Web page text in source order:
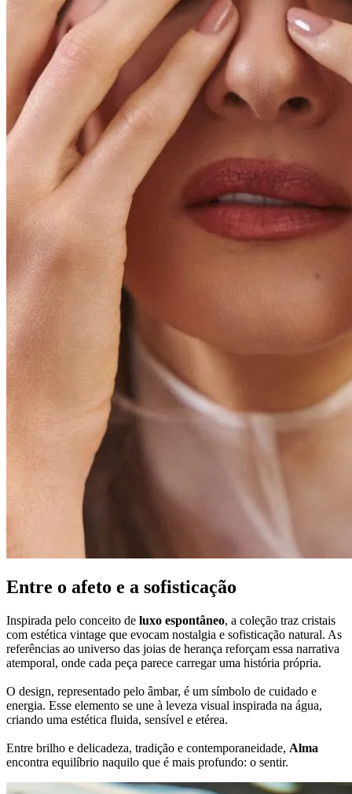
Entre o afeto e a sofisticação
Inspirada pelo conceito de luxo espontâneo, a coleção traz cristais
com estética vintage que evocam nostalgia e sofisticação natural. As
referências ao universo das joias de herança reforçam essa narrativa
atemporal, onde cada peça parece carregar uma história própria.
O design, representado pelo âmbar, é um símbolo de cuidado e
energia. Esse elemento se une à leveza visual inspirada na água,
criando uma estética fluida, sensível e etérea.
Entre brilho e delicadeza, tradição e contemporaneidade, Alma
encontra equilíbrio naquilo que é mais profundo: o sentir.